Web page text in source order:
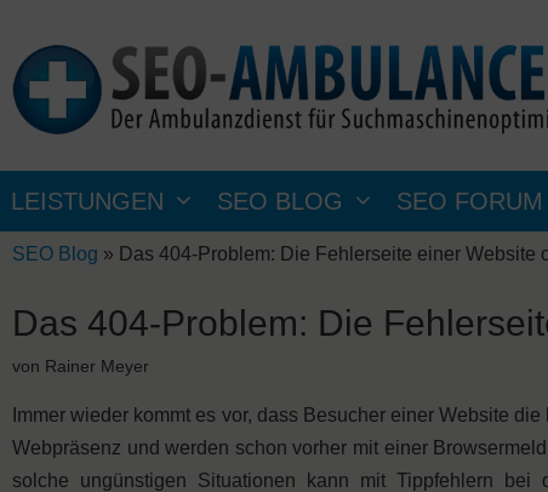
Inhalt
springen
LEISTUNGEN SEO BLOG SEO FORUM
SEO Blog » Das 404-Problem: Die Fehlerseite einer Website
Das 404-Problem: Die
von Rainer Meyer
Immer wieder kommt es vor, dass Besucher einer Website
Webpräsenz und werden schon vorher mit einer
solche ungünstigen Situationen kann mit Tippfehlern